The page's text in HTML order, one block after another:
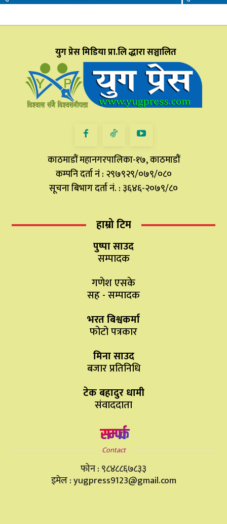
युग प्रेस मिडिया प्रा.लि द्धारा सञ्चालित
काठमाडौं महानगरपालिका-१७, काठमाडौं
कम्पनि दर्ता नं : २९७९२९/०७९/०८०
सूचना बिभाग दर्ता नं. : ३६४६-२०७९/८०
हाम्रो टिम
पुष्पा साउद
सम्पादक
गणेश एसके
सह - सम्पादक
भरत बिश्वकर्मा
फोटो पत्रकार
मिना साउद
बजार प्रतिनिधि
टेक बहादुर धामी
संवाददाता
सम्पर्क
Contact
फोन : ९८४८८६७८३३
इमेल : yugpress9123@gmail.com